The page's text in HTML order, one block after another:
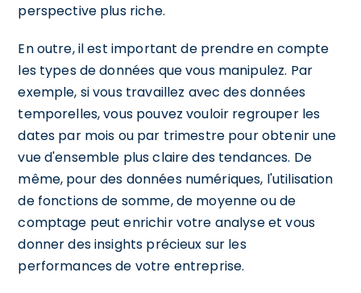
perspective plus riche.
En outre, il est important de prendre en compte
les types de données que vous manipulez. Par
exemple, si vous travaillez avec des données
temporelles, vous pouvez vouloir regrouper les
dates par mois ou par trimestre pour obtenir une
vue d'ensemble plus claire des tendances. De
même, pour des données numériques, l'utilisation
de fonctions de somme, de moyenne ou de
comptage peut enrichir votre analyse et vous
donner des insights précieux sur les
performances de votre entreprise.